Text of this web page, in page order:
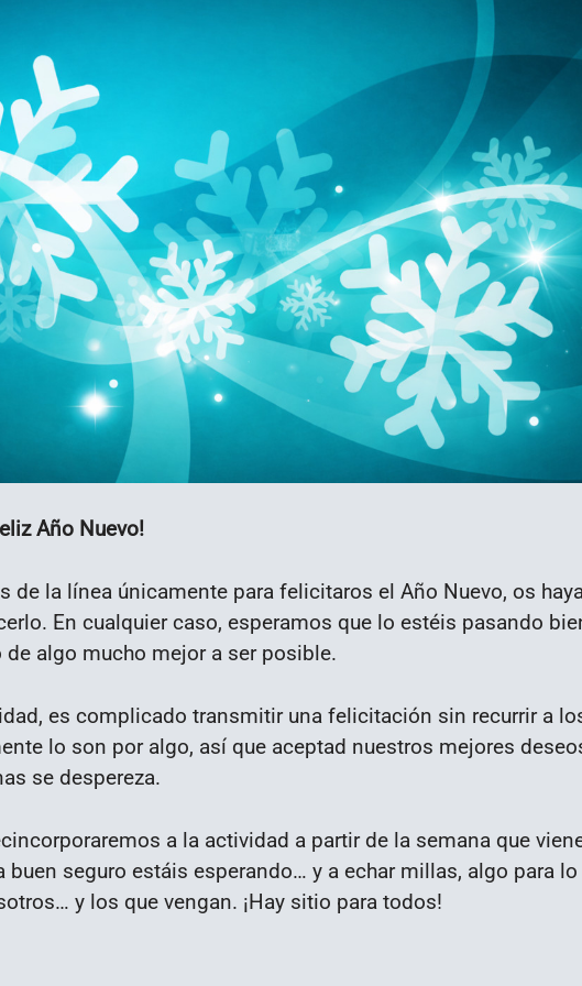
Año Nuevo!
de la línea únicamente para felicitaros el Año Nuevo, os
En cualquier caso, esperamos que lo estéis pasando
algo mucho mejor a ser posible.
es complicado transmitir una felicitación sin recurrir a
lo son por algo, así que aceptad nuestros mejores
se despereza.
a la actividad a partir de la semana que
buen seguro estáis esperando… y a echar millas, algo para lo
y los que vengan. ¡Hay sitio para todos!